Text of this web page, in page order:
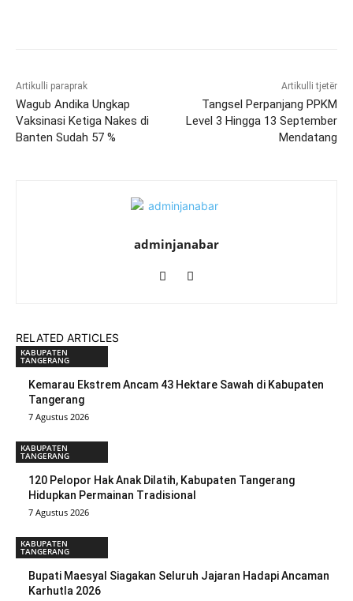
Artikulli paraprak
Wagub Andika Ungkap
Vaksinasi Ketiga Nakes di
Banten Sudah 57 %
Artikulli tjetër
Tangsel Perpanjang PPKM
Level 3 Hingga 13 September
Mendatang
adminjanabar
RELATED ARTICLES
KABUPATEN
TANGERANG
Kemarau Ekstrem Ancam 43 Hektare Sawah di Kabupaten
Tangerang
7 Agustus 2026
KABUPATEN
TANGERANG
120 Pelopor Hak Anak Dilatih, Kabupaten Tangerang
Hidupkan Permainan Tradisional
7 Agustus 2026
KABUPATEN
TANGERANG
Bupati Maesyal Siagakan Seluruh Jajaran Hadapi Ancaman
Karhutla 2026